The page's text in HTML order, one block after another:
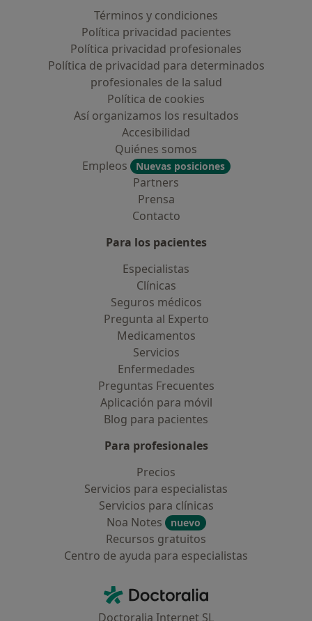
Términos y condiciones
Política privacidad pacientes
Política privacidad profesionales
Política de privacidad para determinados
profesionales de la salud
Política de cookies
Así organizamos los resultados
Accesibilidad
Quiénes somos
Empleos
Nuevas posiciones
Partners
Prensa
Contacto
Para los pacientes
Especialistas
Clínicas
Seguros médicos
Pregunta al Experto
Medicamentos
Servicios
Enfermedades
Preguntas Frecuentes
Aplicación para móvil
Blog para pacientes
Para profesionales
Precios
Servicios para especialistas
Servicios para clínicas
Noa Notes
nuevo
Recursos gratuitos
Centro de ayuda para especialistas
Doctoralia - Página de inicio
Doctoralia Internet SL